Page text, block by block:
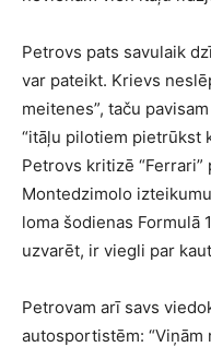
Petrovs pats savulaik
var pateikt. Krievs
meitenes”, taču
“itāļu pilotiem pietrūkst
Petrovs kritizē
Montedzimolo
loma šodienas Formulā
uzvarēt, ir viegli par
Petrovam arī savs
autosportistēm: